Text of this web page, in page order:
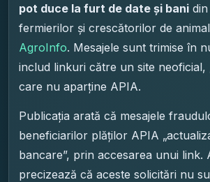
pot duce la furt de date și bani
fermierilor și crescătorilor de
AgroInfo. Mesajele sunt trimise în
includ linkuri către un site neoficial,
care nu aparține APIA.
Publicația arată că mesajele
beneficiarilor plăților APIA
bancare”, prin accesarea unui link.
precizează că aceste solicitări nu